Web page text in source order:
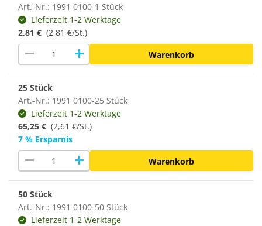
Art.-Nr.: 1991 0100-1 Stück
Lieferzeit 1-2 Werktage
2,81 € (2,81 €/St.)
remove add Warenkorb
25 Stück
Art.-Nr.: 1991 0100-25 Stück
Lieferzeit 1-2 Werktage
65,25 € (2,61 €/St.)
7 % Ersparnis
remove add Warenkorb
50 Stück
Art.-Nr.: 1991 0100-50 Stück
Lieferzeit 1-2 Werktage